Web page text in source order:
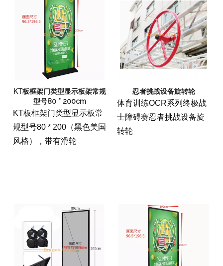
KT板框架门类型显示板架常规
型号80 * 200cm
KT板框架门类型显示板常
规型号80 * 200（黑色美国
风格），带有滑轮
忍者挑战设备旋转轮
体育训练OCR系列终极战
士障碍赛忍者挑战设备旋
转轮